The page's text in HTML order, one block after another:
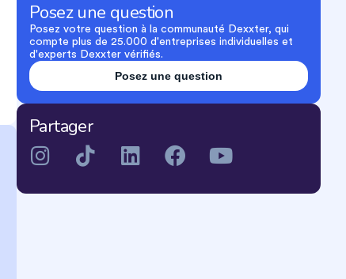
Posez une question
Posez votre question à la communauté Dexxter, qui
compte plus de 25.000 d'entreprises individuelles et
d'experts Dexxter vérifiés.
Posez une question
Partager